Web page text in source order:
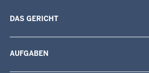
DAS GERICHT
AUFGABEN